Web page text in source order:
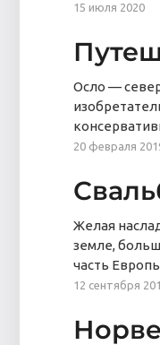
15 июля 2020
Осло —
20 февраля
Желая
земле,
часть
12 сентября